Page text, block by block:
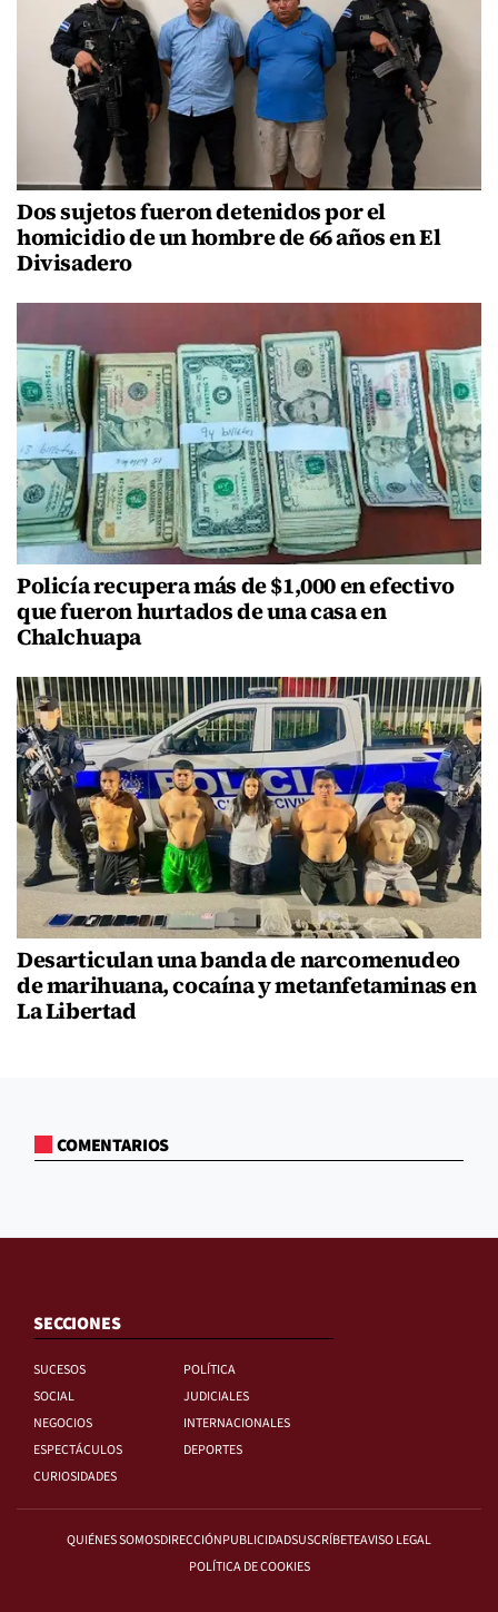
Dos sujetos fueron detenidos por el
homicidio de un hombre de 66 años en El
Divisadero
Policía recupera más de $1,000 en efectivo
que fueron hurtados de una casa en
Chalchuapa
Desarticulan una banda de narcomenudeo
de marihuana, cocaína y metanfetaminas en
La Libertad
COMENTARIOS
SECCIONES
SUCESOS
POLÍTICA
SOCIAL
JUDICIALES
NEGOCIOS
INTERNACIONALES
ESPECTÁCULOS
DEPORTES
CURIOSIDADES
QUIÉNES SOMOSDIRECCIÓNPUBLICIDADSUSCRÍBETEAVISO LEGAL
POLÍTICA DE COOKIES